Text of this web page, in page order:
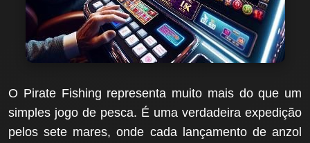
O Pirate Fishing representa muito mais do que um
simples jogo de pesca. É uma verdadeira expedição
pelos sete mares, onde cada lançamento de anzol